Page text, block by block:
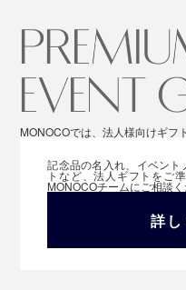
MONOCOでは、法人様向けギフ
記念品の名入れ、イベン
トなど、法人ギフトをご
MONOCOチームにご相談
詳